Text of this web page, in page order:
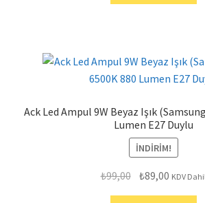
Ack Led Ampul 9W Beyaz Işık
Lumen E27 Duylu
İNDIRIM!
₺99,00 Orijinal
fiyat:
₺89,00 Şu
andaki
KDV